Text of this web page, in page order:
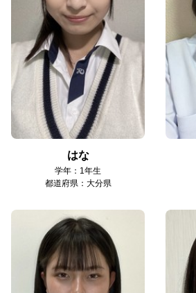
はな
学年：1年生
都道府県：大分県